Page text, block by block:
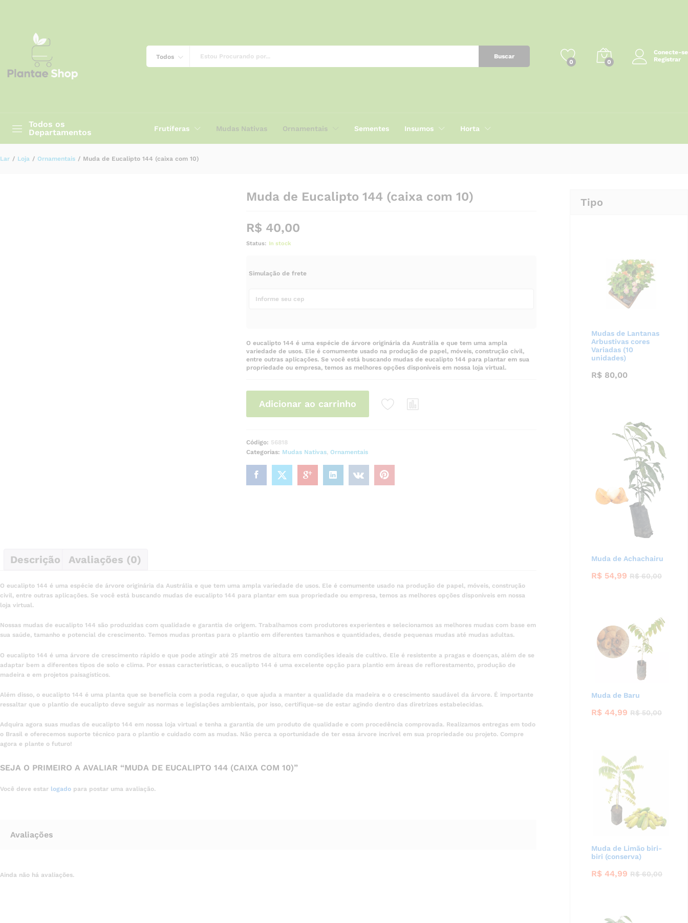
Todos Buscar
0 0
Conecte-se
Registrar
Todos os
Departamentos
Frutíferas Mudas Nativas Ornamentais Sementes Insumos Horta
Lar / Loja / Ornamentais / Muda de Eucalipto 144 (caixa com 10)
Muda de Eucalipto 144 (caixa com 10)
R$ 40,00
Status: In stock
Simulação de frete
O eucalipto 144 é uma espécie de árvore originária da Austrália e que tem uma ampla
variedade de usos. Ele é comumente usado na produção de papel, móveis, construção civil,
entre outras aplicações. Se você está buscando mudas de eucalipto 144 para plantar em sua
propriedade ou empresa, temos as melhores opções disponíveis em nossa loja virtual.
Adicionar ao carrinho
Código: 56818
Categorias: Mudas Nativas, Ornamentais
Descrição Avaliações (0)
O eucalipto 144 é uma espécie de árvore originária da Austrália e que tem uma ampla variedade de usos. Ele é comumente usado na produção de papel, móveis, construção
civil, entre outras aplicações. Se você está buscando mudas de eucalipto 144 para plantar em sua propriedade ou empresa, temos as melhores opções disponíveis em nossa
loja virtual.
Nossas mudas de eucalipto 144 são produzidas com qualidade e garantia de origem. Trabalhamos com produtores experientes e selecionamos as melhores mudas com base em
sua saúde, tamanho e potencial de crescimento. Temos mudas prontas para o plantio em diferentes tamanhos e quantidades, desde pequenas mudas até mudas adultas.
O eucalipto 144 é uma árvore de crescimento rápido e que pode atingir até 25 metros de altura em condições ideais de cultivo. Ele é resistente a pragas e doenças, além de se
adaptar bem a diferentes tipos de solo e clima. Por essas características, o eucalipto 144 é uma excelente opção para plantio em áreas de reflorestamento, produção de
madeira e em projetos paisagísticos.
Além disso, o eucalipto 144 é uma planta que se beneficia com a poda regular, o que ajuda a manter a qualidade da madeira e o crescimento saudável da árvore. É importante
ressaltar que o plantio de eucalipto deve seguir as normas e legislações ambientais, por isso, certifique-se de estar agindo dentro das diretrizes estabelecidas.
Adquira agora suas mudas de eucalipto 144 em nossa loja virtual e tenha a garantia de um produto de qualidade e com procedência comprovada. Realizamos entregas em todo
o Brasil e oferecemos suporte técnico para o plantio e cuidado com as mudas. Não perca a oportunidade de ter essa árvore incrível em sua propriedade ou projeto. Compre
agora e plante o futuro!
SEJA O PRIMEIRO A AVALIAR “MUDA DE EUCALIPTO 144 (CAIXA COM 10)”
Você deve estar logado para postar uma avaliação.
Avaliações
Ainda não há avaliações.
Tipo
Mudas de Lantanas
Arbustivas cores
Variadas (10
unidades)
R$ 80,00
Muda de Achachairu
R$ 54,99 R$60,00
Muda de Baru
R$ 44,99 R$50,00
Muda de Limão biri-
biri (conserva)
R$ 44,99 R$60,00